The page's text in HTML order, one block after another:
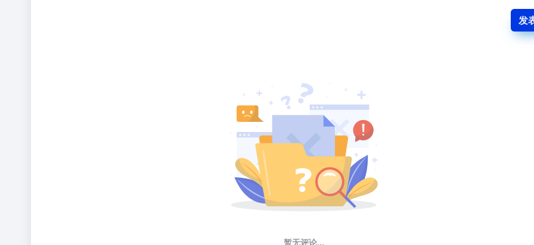
发
暂无评论...